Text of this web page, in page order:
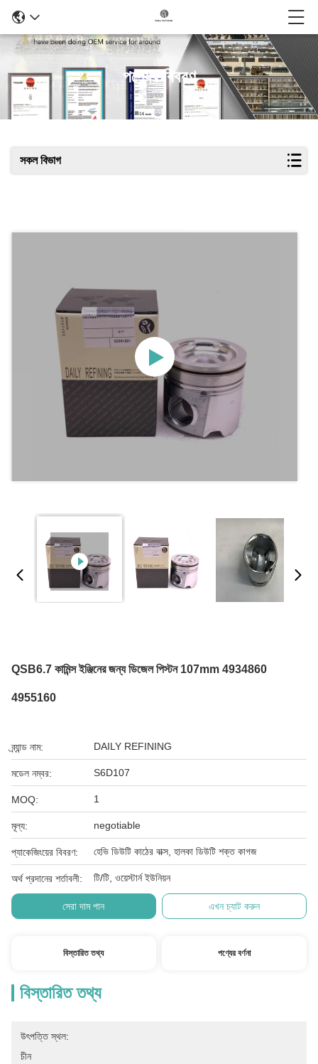
পণ্যের বিবরণ
সকল বিভাগ
QSB6.7 কামিন্স ইঞ্জিনের জন্য ডিজেল পিস্টন 107mm 4934860
4955160
ব্র্যান্ড নাম: DAILY REFINING
মডেল নম্বর: S6D107
MOQ: 1
মূল্য: negotiable
প্যাকেজিংয়ের বিবরণ: হেভি ডিউটি ​​কাঠের বাক্স, হালকা ডিউটি ​​শক্ত কাগজ
অর্থ প্রদানের শর্তাবলী: টি/টি, ওয়েস্টার্ন ইউনিয়ন
সেরা দাম পান এখন চ্যাট করুন
বিস্তারিত তথ্য পণ্যের বর্ণনা
বিস্তারিত তথ্য
উৎপত্তি স্থল:
চীন